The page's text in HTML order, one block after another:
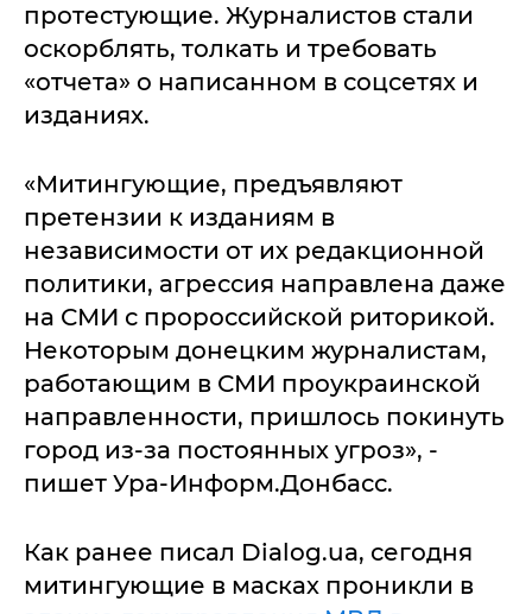
протестующие. Журналистов стали
оскорблять, толкать и требовать
«отчета» о написанном в соцсетях и
изданиях.
«Митингующие, предъявляют
претензии к изданиям в
независимости от их редакционной
политики, агрессия направлена даже
на СМИ с пророссийской риторикой.
Некоторым донецким журналистам,
работающим в СМИ проукраинской
направленности, пришлось покинуть
город из-за постоянных угроз», -
пишет Ура-Информ.Донбасс.
Как ранее писал Dialog.ua, сегодня
митингующие в масках проникли в